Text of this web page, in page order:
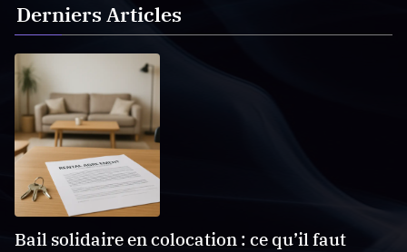
Derniers Articles
Bail solidaire en colocation : ce qu’il faut